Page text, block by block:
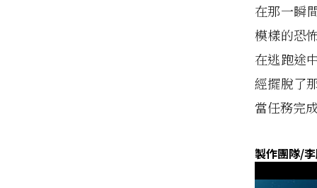
在那一瞬
模樣的恐
在逃跑途
經擺脫了
當任務完
製作團隊/